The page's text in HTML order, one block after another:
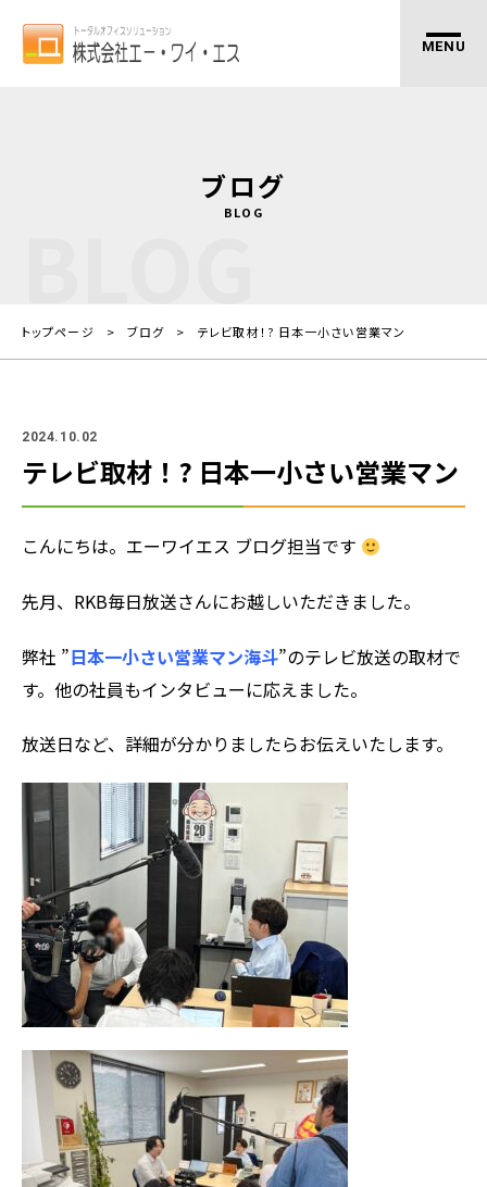
ブログ
BLOG
トップページ ブログ テレビ取材！? 日本一小さい営業マン
2024.10.02
テレビ取材！? 日本一小さい営業マン
こんにちは。エーワイエス ブログ担当です
先月、 RKB毎日放送さんにお越しいただきました。
弊社 ”日本一小さい営業マン海斗”のテレビ放送の取材で
す。他の社員もインタビューに応えました。
放送日など、詳細が分かりましたらお伝えいたします。